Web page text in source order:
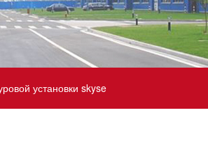
установки skyse